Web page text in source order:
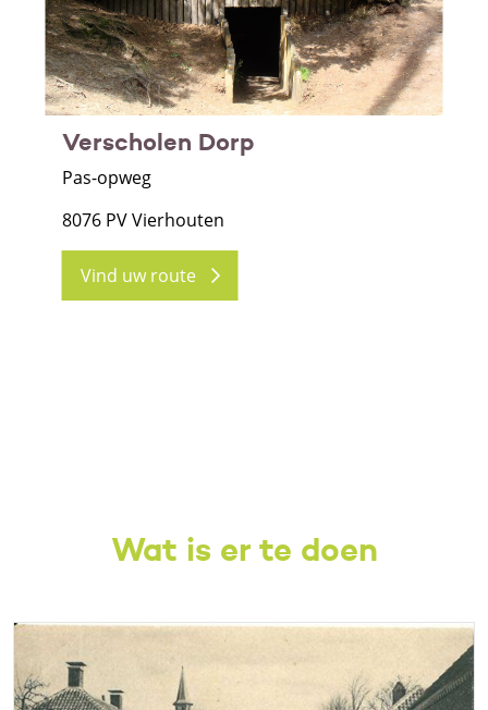
Verscholen Dorp
Pas-opweg
8076 PV Vierhouten
Vind uw route
Wat is er te doen